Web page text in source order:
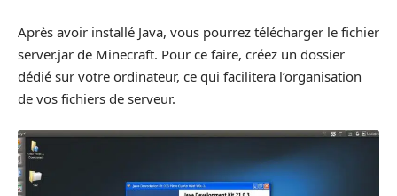
Après avoir installé Java, vous pourrez télécharger le fichier
server.jar de Minecraft. Pour ce faire, créez un dossier
dédié sur votre ordinateur, ce qui facilitera l’organisation
de vos fichiers de serveur.